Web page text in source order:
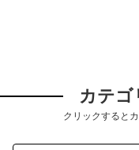
カテゴ
クリックすると